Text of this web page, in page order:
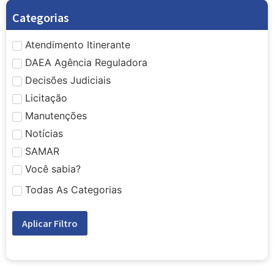
Categorias
Atendimento Itinerante
DAEA Agência Reguladora
Decisões Judiciais
Licitação
Manutenções
Notícias
SAMAR
Você sabia?
Todas As Categorias
Aplicar Filtro